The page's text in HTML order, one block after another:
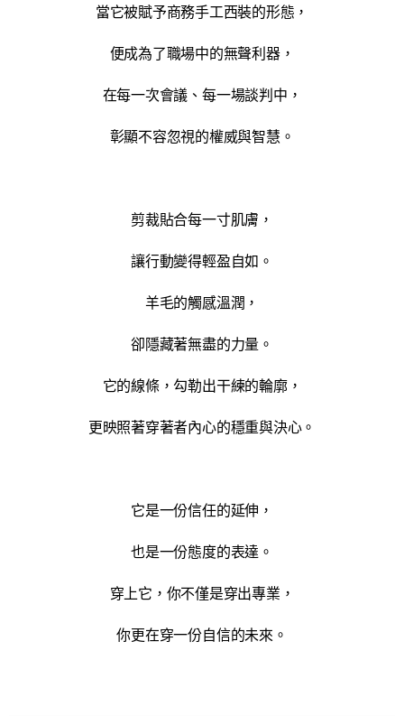
當它被賦予商務手工西裝的形態，
便成為了職場中的無聲利器，
在每一次會議、每一場談判中，
彰顯不容忽視的權威與智慧。
剪裁貼合每一寸肌膚，
讓行動變得輕盈自如。
羊毛的觸感溫潤，
卻隱藏著無盡的力量。
它的線條，勾勒出干練的輪廓，
更映照著穿著者內心的穩重與決心。
它是一份信任的延伸，
也是一份態度的表達。
穿上它，你不僅是穿出專業，
你更在穿一份自信的未來。